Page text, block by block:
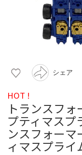
シェア
HOT !
トランスフ
プティマス
ンスフォーマ
ィマスプライ